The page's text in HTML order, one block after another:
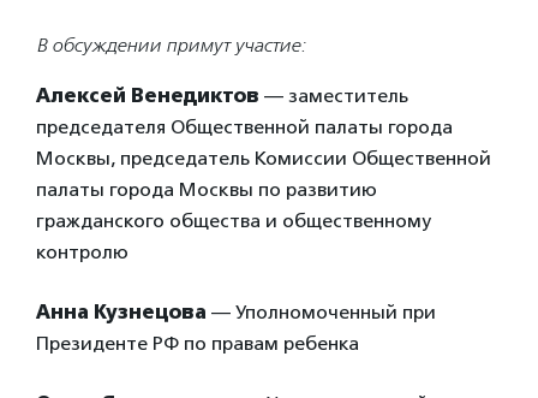
В обсуждении примут участие:
Алексей Венедиктов — заместитель
председателя Общественной палаты города
Москвы, председатель Комиссии Общественной
палаты города Москвы по развитию
гражданского общества и общественному
контролю
Анна Кузнецова — Уполномоченный при
Президенте РФ по правам ребенка